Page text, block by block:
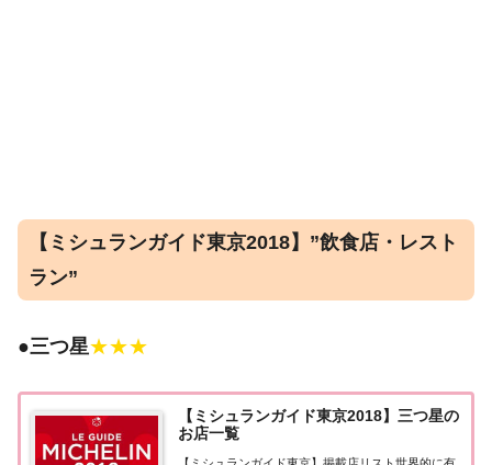
【ミシュランガイド東京2018】”飲食店・レスト
ラン”
●三つ星★★★
【ミシュランガイド東京2018】三つ星の
お店一覧